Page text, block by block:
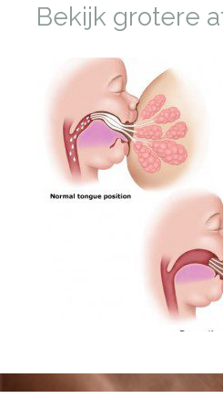
Bekijk grotere